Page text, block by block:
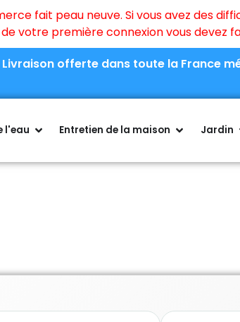
fait peau neuve. Si vous avez des
votre première connexion vous devez
Livraison offerte dans toute la France
l'eau Entretien de la maison Jardin